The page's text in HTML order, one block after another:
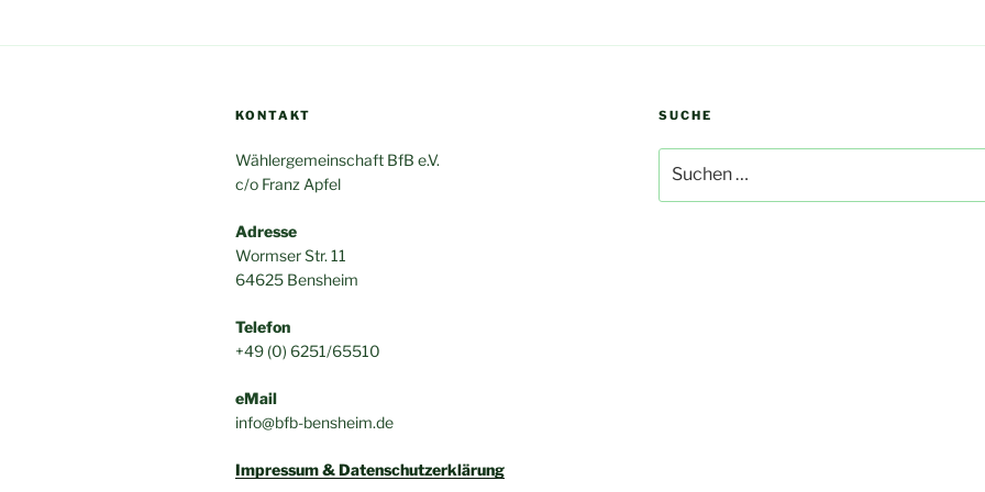
KONTAKT
Wählergemeinschaft BfB e.V.
c/o Franz Apfel
Adresse
Wormser Str. 11
64625 Bensheim
Telefon
+49 (0) 6251/65510
eMail
info@bfb-bensheim.de
Impressum & Datenschutzerklärung
SUCHE
nach: